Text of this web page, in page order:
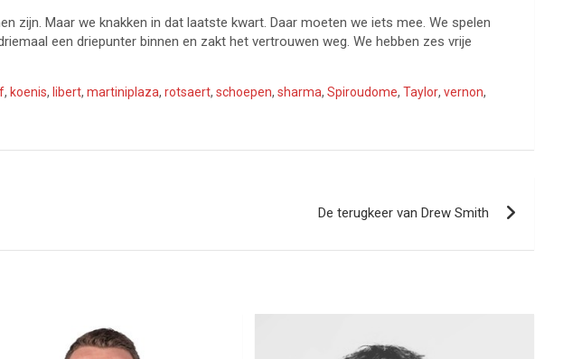
zijn. Maar we knakken in dat laatste kwart. Daar moeten we iets mee. We spelen
een driepunter binnen en zakt het vertrouwen weg. We hebben zes vrije
, koenis, libert, martiniplaza, rotsaert, schoepen, sharma, Spiroudome, Taylor, vernon,
De terugkeer van Drew Smith